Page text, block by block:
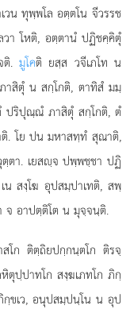
วนทุพฺพโล อตฺตโน จีวรรช
า โหติ, อตฺตานํ ปฏิชคฺคิตุํ
ติ.มูโคติ ยสฺส วจีเภโท น
สิตุํ น สกฺโกติ, ตาทิสํ มมฺ
ปริปุณฺณํ ภาสิตุํ สกฺโกติ, ตํ
. โย ปน มหาสทฺทํ สุณาติ,
ตฺตา. เยสฺจ ปพฺพชฺชา ปฏิ
สงฺโฆ อุปสมฺปาเทติ, สพฺ
จ อาปตฺติโต น มุจฺจนฺติ.
โก ติตฺถิยปกฺกนฺตโก ติรจฺ
ตุปฺปาทโก สงฺฆเภทโก ภิกฺ
ขเว, อนุปสมฺปนฺโน น อุป